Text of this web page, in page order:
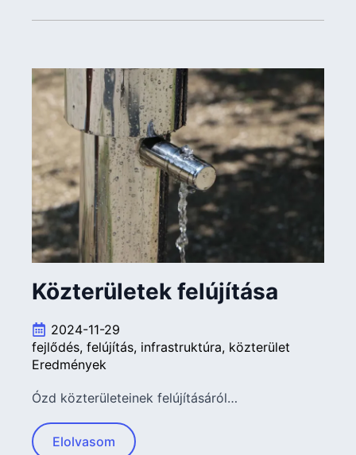
Közterületek felújítása
2024-11-29
fejlődés felújítás infrastruktúra közterület
Eredmények
Ózd közterületeinek felújításáról…
Elolvasom